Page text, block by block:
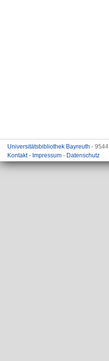
Universitätsbibliothek Bayreuth -
Kontakt- Impressum - Datenschutz